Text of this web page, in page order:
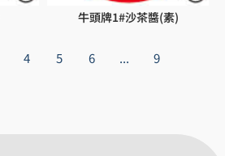
牛頭牌1#沙茶醬(素)
4 5 6 ... 9